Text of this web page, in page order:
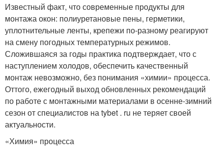
Известный факт, что современные продукты для
монтажа окон: полиуретановые пены, герметики,
уплотнительные ленты, крепежи по-разному реагируют
на смену погодных температурных режимов.
Сложившаяся за годы практика подтверждает, что с
наступлением холодов, обеспечить качественный
монтаж невозможно, без понимания «химии» процесса.
Оттого, ежегодный выход обновленных рекомендаций
по работе с монтажными материалами в осенне-зимний
сезон от специалистов на tybet . ru не теряет своей
актуальности.
«Химия» процесса